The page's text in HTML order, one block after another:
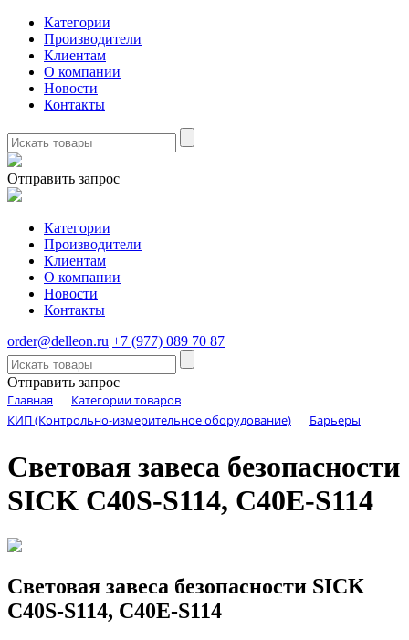
Категории
Производители
Клиентам
О компании
Новости
Контакты
Отправить запрос
Категории
Производители
Клиентам
О компании
Новости
Контакты
order@delleon.ru +7 (977) 089 70 87
Отправить запрос
Главная
Категории товаров
КИП (Контрольно-измерительное оборудование)
Барьеры
Световая завеса безопасности
SICK C40S-S114, C40E-S114
Световая завеса безопасности SICK
C40S-S114, C40E-S114